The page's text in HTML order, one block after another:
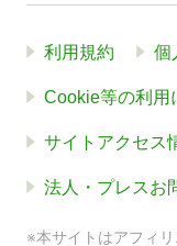
利用規約 個
Cookie等の利用
サイトアクセス
法人・プレスお
※本サイトはアフィ